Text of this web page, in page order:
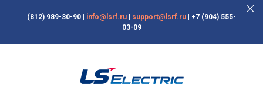
(812) 989-30-90 info@lsrf.ru support@lsrf.ru
+7 (904) 555-
03-09